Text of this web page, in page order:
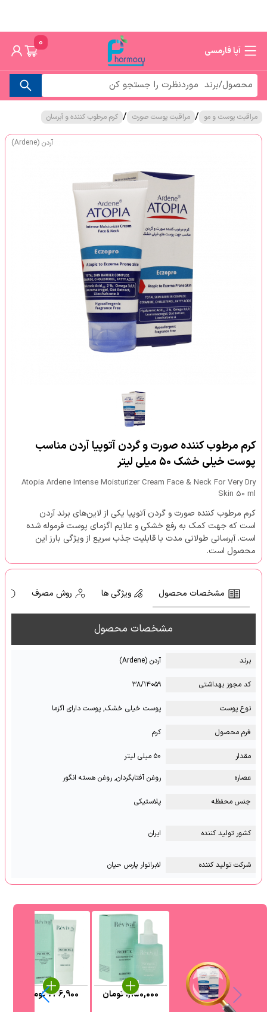
آپا فارمسی
0
مراقبت پوست و مو / مراقبت پوست صورت / کرم مرطوب کننده و آبرسان
آردن (Ardene)
کرم مرطوب کننده صورت و گردن آتوپیا آردن مناسب
پوست خیلی خشک ۵۰ میلی لیتر
Atopia Ardene Intense Moisturizer Cream Face & Neck For Very Dry
Skin 50 ml
کرم مرطوب کننده صورت و گردن آتوپیا یکی از لاین‌های برند آردن
است که جهت کمک به رفع خشکی و علایم اگزمای پوست فرموله شده
است. آبرسانی طولانی مدت با قابلیت جذب سریع از ویژگی بارز این
محصول است.
مشخصات محصول ویژگی ها روش مصرف
مشخصات محصول
برند آردن (Ardene)
کد مجوز بهداشتی ۳۸/۱۴۰۵۹
نوع پوست پوست خیلی خشک, پوست دارای اگزما
فرم محصول کرم
مقدار
۵۰ میلی لیتر
عصاره
روغن آفتابگردان, روغن هسته انگور
جنس محفظه پلاستیکی
کشور تولید کننده ایران
شرکت تولید کننده لابراتوار پارس حیان
1,150,000تومان 736,900تومان